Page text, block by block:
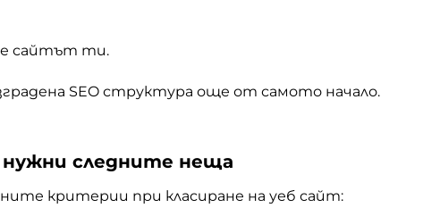
е сайтът ти.
SEO структура още от самото начало.
нужни следните неща
критерии при класиране на уеб сайт: